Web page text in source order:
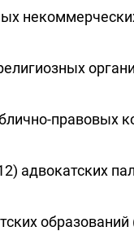
правовых
адвокатских